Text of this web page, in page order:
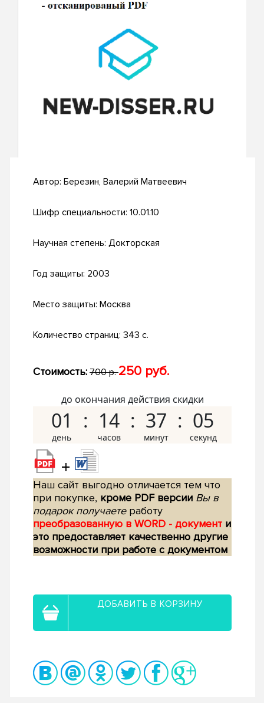
Автор: Березин, Валерий Матвеевич
Шифр специальности: 10.01.10
Научная степень: Докторская
Год защиты: 2003
Место защиты: Москва
Количество страниц: 343 с.
Стоимость: 700 р.250 руб.
до окончания действия скидки
01 14 37 04
+
Наш сайт выгодно отличается тем что
при покупке, кроме PDF версии Вы в
подарок получаетеработу
преобразованную в WORD - документ и
это предоставляет качественно другие
возможности при работе с документом
ДОБАВИТЬ В КОРЗИНУ